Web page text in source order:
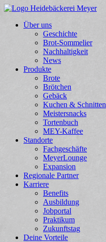
Über uns
Geschichte
Brot-Sommelier
Nachhaltigkeit
News
Produkte
Brote
Brötchen
Gebäck
Kuchen & Schnitten
Meistersnacks
Tortenbuch
MEY-Kaffee
Standorte
Fachgeschäfte
MeyerLounge
Expansion
Regionale Partner
Karriere
Benefits
Ausbildung
Jobportal
Praktikum
Zukunftstag
Deine Vorteile